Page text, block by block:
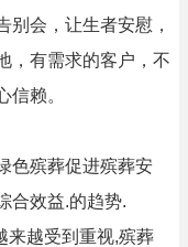
别会，让生者安慰，
，有需求的客户，不
信赖。
色殡葬促进殡葬安
合效益.的趋势.
来越受到重视,殡葬